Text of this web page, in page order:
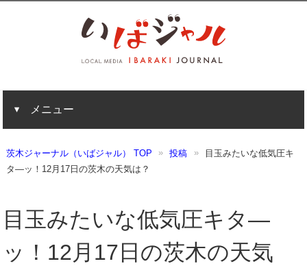
メニュー
茨木ジャーナル（いばジャル） TOP 投稿
目玉みたいな低気圧キ
タ―ッ！12月17日の茨木の天気は？
目玉みたいな低気圧キタ―
ッ！12月17日の茨木の天気